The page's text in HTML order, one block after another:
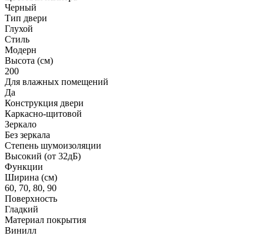
Черный
Тип двери
Глухой
Стиль
Модерн
Высота (см)
200
Для влажных помещений
Да
Конструкция двери
Каркасно-щитовой
Зеркало
Без зеркала
Степень шумоизоляции
Высокий (от 32дБ)
Функции
Ширина (см)
60, 70, 80, 90
Поверхность
Гладкий
Материал покрытия
Винилл